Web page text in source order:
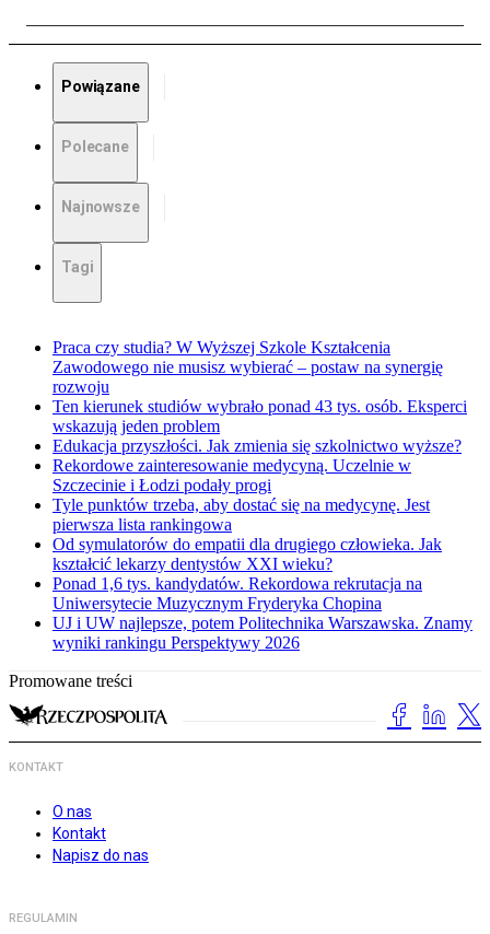
Powiązane
Polecane
Najnowsze
Tagi
Praca czy studia? W Wyższej Szkole Kształcenia
Zawodowego nie musisz wybierać – postaw na synergię
rozwoju
Ten kierunek studiów wybrało ponad 43 tys. osób. Eksperci
wskazują jeden problem
Edukacja przyszłości. Jak zmienia się szkolnictwo wyższe?
Rekordowe zainteresowanie medycyną. Uczelnie w
Szczecinie i Łodzi podały progi
Tyle punktów trzeba, aby dostać się na medycynę. Jest
pierwsza lista rankingowa
Od symulatorów do empatii dla drugiego człowieka. Jak
kształcić lekarzy dentystów XXI wieku?
Ponad 1,6 tys. kandydatów. Rekordowa rekrutacja na
Uniwersytecie Muzycznym Fryderyka Chopina
UJ i UW najlepsze, potem Politechnika Warszawska. Znamy
wyniki rankingu Perspektywy 2026
Promowane treści
KONTAKT
O nas
Kontakt
Napisz do nas
REGULAMIN